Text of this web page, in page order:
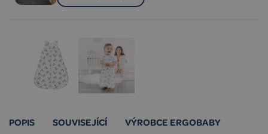
POPIS SOUVISEJÍCÍ VÝROBCE ERGOBABY